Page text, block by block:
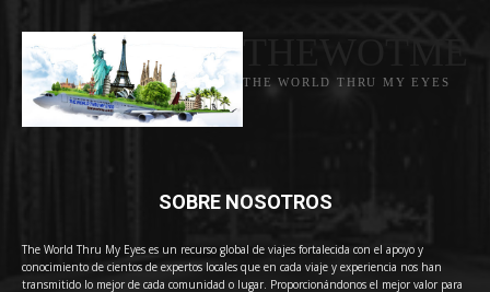
THE WORLD THRU MY EYES
SOBRE NOSOTROS
The World Thru My Eyes es un recurso global de viajes fortalecida con el apoyo y
conocimiento de cientos de expertos locales que en cada viaje y experiencia nos han
transmitido lo mejor de cada comunidad o lugar. Proporcionándonos el mejor valor para